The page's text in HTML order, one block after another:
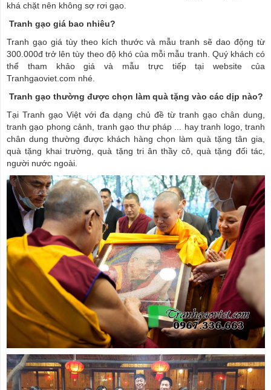
khá chặt nên không sợ rơi gạo.
Tranh gạo giá bao nhiêu?
Tranh gạo giá tùy theo kích thước và mẫu tranh sẽ dao động từ
300.000đ trở lên tùy theo độ khó của mỗi mẫu tranh. Quý khách có
thể tham khảo giá và mẫu trực tiếp tại website của
Tranhgaoviet.com nhé.
Tranh gạo thường được chọn làm quà tặng vào các dịp nào?
Tại Tranh gạo Việt với đa dạng chủ đề từ tranh gạo chân dung,
tranh gạo phong cảnh, tranh gạo thư pháp ... hay tranh logo, tranh
chân dung thường được khách hàng chọn làm quà tặng tân gia,
quà tặng khai trường, quà tặng tri ân thầy cô, quà tặng đối tác,
người nước ngoài.